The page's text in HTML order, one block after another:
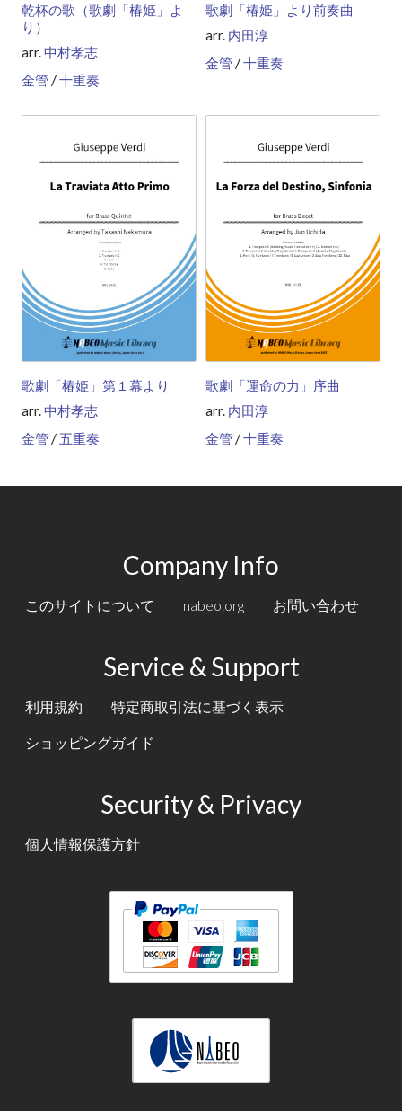
乾杯の歌（歌劇「椿姫」よ
り）
arr.中村孝志
金管 /十重奏
歌劇「椿姫」より前奏曲
arr. 内田淳
金管 /十重奏
歌劇「椿姫」第１幕より
arr.中村孝志
金管 / 五重奏
歌劇「運命の力」序曲
arr. 内田淳
金管 /十重奏
Company Info
このサイトについて nabeo.org お問い合わせ
Service & Support
利用規約 特定商取引法に基づく表示
ショッピングガイド
Security & Privacy
個人情報保護方針